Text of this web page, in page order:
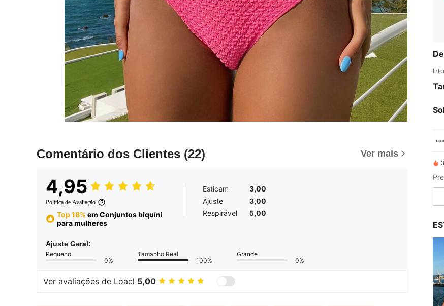
Comentário dos Clientes (22) Ver mais
4,95
Política de Avaliação
Top 18% em Conjuntos biquíni
para mulheres
Esticam
3,00
Ajuste
3,00
Respirável
5,00
Ajuste Geral:
Pequeno
0%
Tamanho Real
100%
Grande
0%
Ver avaliações de Loacl 5,00